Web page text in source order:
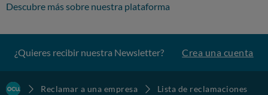
Descubre más sobre nuestra plataforma
¿Quieres recibir nuestra Newsletter? Crea una cuenta
Reclamar a una empresa
Lista de reclamaciones